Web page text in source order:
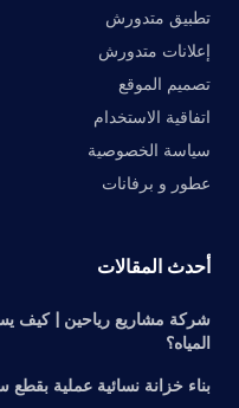
تطبيق متدورش
إعلانات متدورش
تصميم الموقع
اتفاقية الاستخدام
سياسة الخصوصية
عطور و برفانات
أحدث المقالات
شركة مشاريع رياحين | كيف
المياه؟
بناء خزانة نسائية عملية بقطع